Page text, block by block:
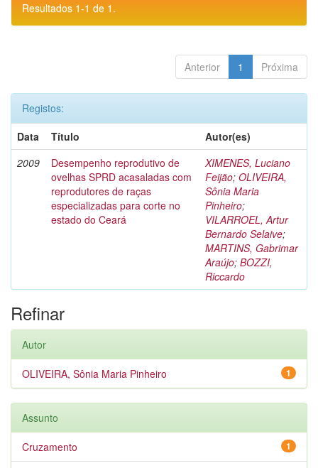
Resultados 1-1 de 1.
Anterior 1 Próxima
Registos:
Data
Título
Autor(es)
2009
Desempenho reprodutivo de
ovelhas SPRD acasaladas com
reprodutores de raças
especializadas para corte no
estado do Ceará
XIMENES, Luciano
Feijão; OLIVEIRA,
Sônia Maria
Pinheiro;
VILARROEL, Artur
Bernardo Selaive;
MARTINS, Gabrimar
Araújo; BOZZI,
Riccardo
Refinar
Autor
1
OLIVEIRA, Sônia Maria Pinheiro
Assunto
1
Cruzamento